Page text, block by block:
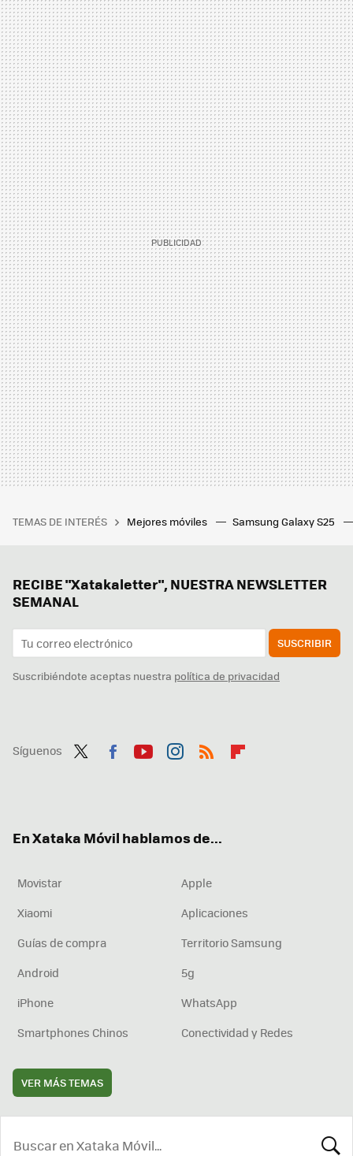
TEMAS DE INTERÉS Mejores móviles Samsung Galaxy S25
RECIBE "Xatakaletter", NUESTRA NEWSLETTER
SEMANAL
SUSCRIBIR
Suscribiéndote aceptas nuestra política de privacidad
Síguenos
En Xataka Móvil hablamos de...
Movistar
Apple
Xiaomi
Aplicaciones
Guías de compra
Territorio Samsung
Android
5g
iPhone
WhatsApp
Smartphones Chinos
Conectividad y Redes
VER MÁS TEMAS